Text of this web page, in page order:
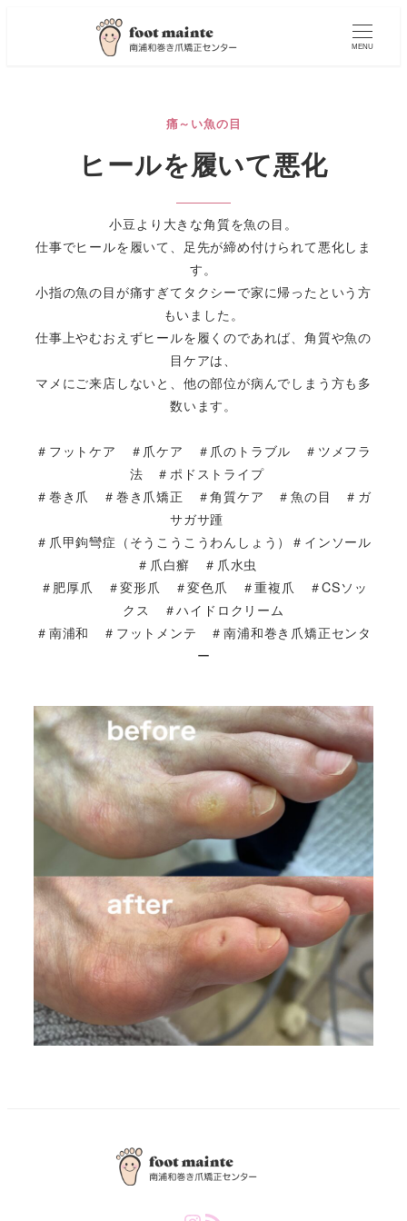
MENU
痛～い魚の目
ヒールを履いて悪化
小豆より大きな角質を魚の目。
仕事でヒールを履いて、足先が締め付けられて悪化しま
す。
小指の魚の目が痛すぎてタクシーで家に帰ったという方
もいました。
仕事上やむおえずヒールを履くのであれば、角質や魚の
目ケアは、
マメにご来店しないと、他の部位が病んでしまう方も多
数います。
＃フットケア ＃爪ケア ＃爪のトラブル ＃ツメフラ
法 ＃ポドストライプ
＃巻き爪 ＃巻き爪矯正 ＃角質ケア ＃魚の目 ＃ガ
サガサ踵
＃爪甲鉤彎症（そうこうこうわんしょう）＃インソール
＃爪白癬 ＃爪水虫
＃肥厚爪 ＃変形爪 ＃変色爪 ＃重複爪 ＃CSソッ
クス ＃ハイドロクリーム
＃南浦和 ＃フットメンテ ＃南浦和巻き爪矯正センタ
ー